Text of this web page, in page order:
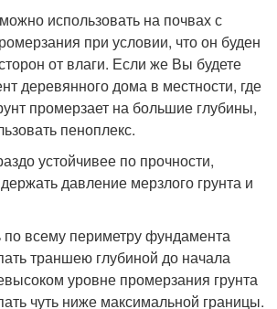
использовать на почвах с
при условии, что он буден
от влаги. Если же Вы будете
деревянного дома в местности, где
промерзает на большие глубины,
пеноплекс.
устойчивее по прочности,
давление мерзлого грунта и
всему периметру фундамента
траншею глубиной до начала
уровне промерзания грунта
чуть ниже максимальной границы.